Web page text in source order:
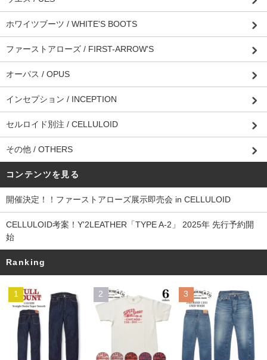
ホワイツブーツ / WHITE'S BOOTS
ファーストアローズ / FIRST-ARROW'S
オーパス / OPUS
インセプション / INCEPTION
セルロイド別注 / CELLULOID
その他 / OTHERS
コンテンツを見る
開催決定！！ファーストアローズ展示即売会 in CELLULOID
CELLULOID考案！Y'2LEATHER「TYPE A-2」 2025年 先行予約開
始
Ranking
1 2 3